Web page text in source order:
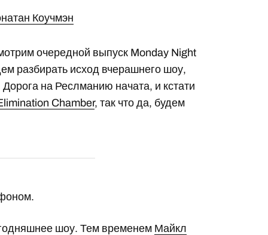
Коучмэн
очередной выпуск Monday Night
разбирать исход вчерашнего шоу,
на Реслманию начата, и кстати
Chamber, так что да, будем
шоу. Тем временем Майкл